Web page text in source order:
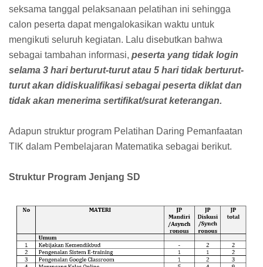
seksama tanggal pelaksanaan pelatihan ini sehingga
calon peserta dapat mengalokasikan waktu untuk
mengikuti seluruh kegiatan. Lalu disebutkan bahwa
sebagai tambahan informasi, peserta yang tidak login
selama 3 hari berturut-turut atau 5 hari tidak berturut-
turut akan didiskualifikasi sebagai peserta diklat dan
tidak akan menerima sertifikat/surat keterangan.
Adapun struktur program Pelatihan Daring Pemanfaatan
TIK dalam Pembelajaran Matematika sebagai berikut.
Struktur Program Jenjang SD